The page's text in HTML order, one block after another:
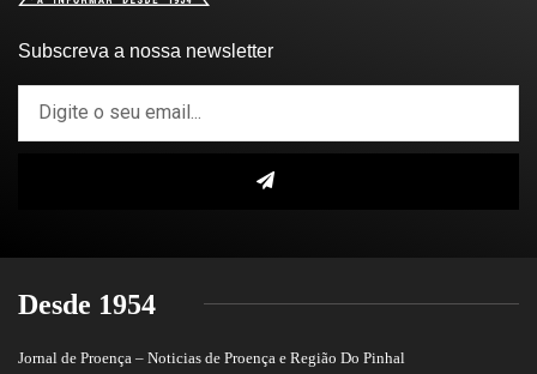
Subscreva a nossa newsletter
Desde 1954
Jornal de Proença – Noticias de Proença e Região Do Pinhal